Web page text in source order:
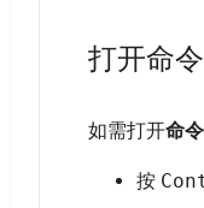
打开命
如需打开命
按